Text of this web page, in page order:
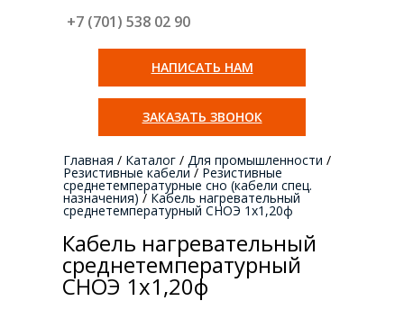
+7 (701) 538 02 90
НАПИСАТЬ НАМ
ЗАКАЗАТЬ ЗВОНОК
Главная / Каталог / Для промышленности /
Резистивные кабели / Резистивные
среднетемпературные сно (кабели спец.
назначения) / Кабель нагревательный
среднетемпературный СНОЭ 1х1,20ф
Кабель нагревательный
среднетемпературный
СНОЭ 1х1,20ф